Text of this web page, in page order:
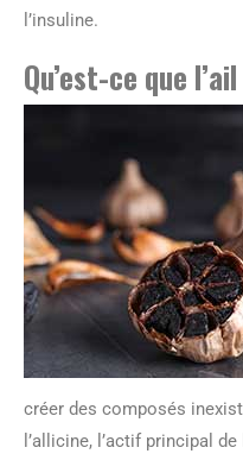
l’insuline.
Qu’est-ce que
créer des composés
l’allicine, l’actif principal